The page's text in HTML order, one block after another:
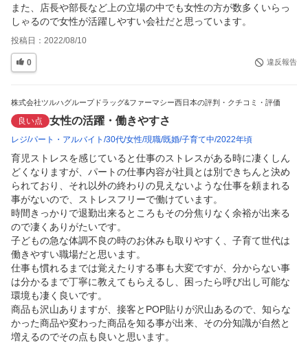
また、店長や部長など上の立場の中でも女性の方が数多くいらっ
しゃるので女性が活躍しやすい会社だと思っています。
投稿日： 2022/08/10
0 違反報告
株式会社ツルハグループドラッグ&ファーマシー西日本の評判・クチコミ・評価
良い点 女性の活躍・働きやすさ
レジ パート・アルバイト 30代 女性 現職 既婚 子育て中 2022年頃
育児ストレスを感じていると仕事のストレスがある時に凄くしん
どくなりますが、パートの仕事内容が社員とは別できちんと決め
られており、それ以外の終わりの見えないような仕事を頼まれる
事がないので、ストレスフリーで働けています。
時間きっかりで退勤出来るところもその分焦りなく余裕が出来る
ので凄くありがたいです。
子どもの急な体調不良の時のお休みも取りやすく、子育て世代は
働きやすい職場だと思います。
仕事も慣れるまでは覚えたりする事も大変ですが、分からない事
は分かるまで丁寧に教えてもらえるし、困ったら呼び出し可能な
環境も凄く良いです。
商品も沢山ありますが、接客とPOP貼りが沢山あるので、知らな
かった商品や変わった商品を知る事が出来、その分知識が自然と
増えるのでその点も良いと思います。